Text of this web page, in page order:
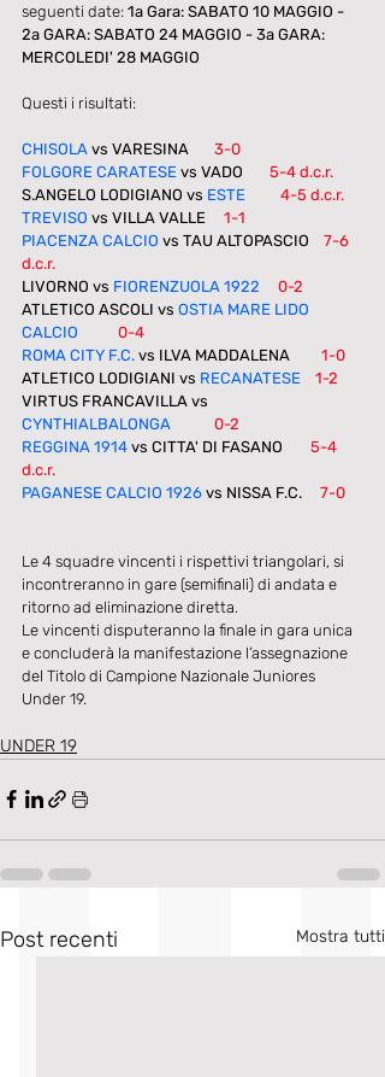
seguenti date: 1a Gara: SABATO 10 MAGGIO -
2a GARA: SABATO 24 MAGGIO - 3a GARA:
MERCOLEDI' 28 MAGGIO
Questi i risultati:
CHISOLA
3-0
FOLGORE CARATESE
5-4 d.c.r.
S.ANGELO LODIGIANO vs ESTE
4-5 d.c.r.
TREVISO vs VILLA VALLE 1-1
PIACENZA CALCIO vs TAU ALTOPASCIO 7-6
d.c.r.
LIVORNO vs FIORENZUOLA 1922
0-2
ATLETICO ASCOLI vs OSTIA MARE LIDO
CALCIO
0-4
ROMA CITY F.C.
1-0
ATLETICO LODIGIANI vs RECANATESE
1-2
VIRTUS FRANCAVILLA vs
CYNTHIALBALONGA
0-2
REGGINA 1914 vs CITTA' DI FASANO
5-4
d.c.r.
PAGANESE CALCIO 1926 vs NISSA F.C. 7-0
Le 4 squadre vincenti i rispettivi triangolari, si
incontreranno in gare (semifinali) di andata e
ritorno ad eliminazione diretta.
Le vincenti disputeranno la finale in gara unica
e concluderà la manifestazione l’assegnazione
del Titolo di Campione Nazionale Juniores
Under 19.
UNDER 19
Post recenti Mostra tutti